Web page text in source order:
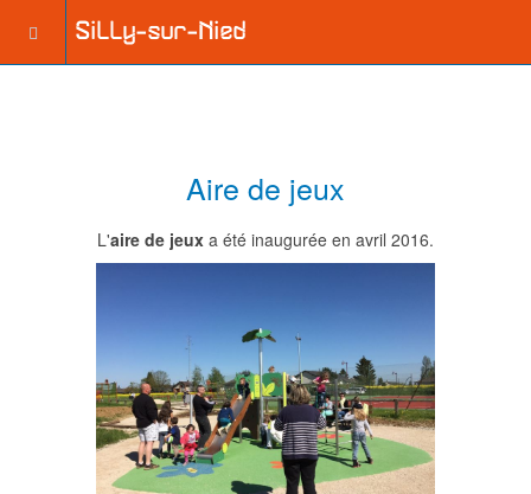
Aire de jeux
L'aire de jeux a été inaugurée en avril 2016.